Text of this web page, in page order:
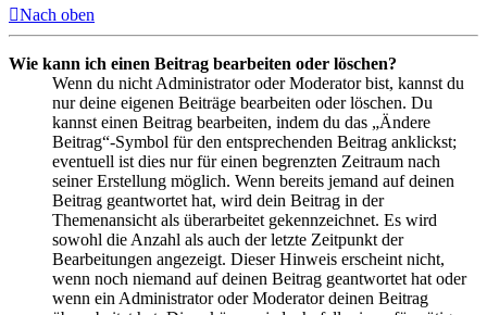
Nach oben
Wie kann ich einen Beitrag bearbeiten oder löschen?
Wenn du nicht Administrator oder Moderator bist, kannst du
nur deine eigenen Beiträge bearbeiten oder löschen. Du
kannst einen Beitrag bearbeiten, indem du das „Ändere
Beitrag“-Symbol für den entsprechenden Beitrag anklickst;
eventuell ist dies nur für einen begrenzten Zeitraum nach
seiner Erstellung möglich. Wenn bereits jemand auf deinen
Beitrag geantwortet hat, wird dein Beitrag in der
Themenansicht als überarbeitet gekennzeichnet. Es wird
sowohl die Anzahl als auch der letzte Zeitpunkt der
Bearbeitungen angezeigt. Dieser Hinweis erscheint nicht,
wenn noch niemand auf deinen Beitrag geantwortet hat oder
wenn ein Administrator oder Moderator deinen Beitrag